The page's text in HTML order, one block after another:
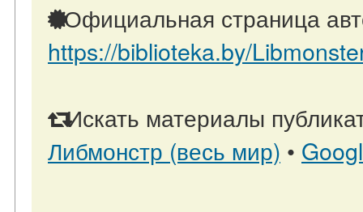
Официальная страница
https://biblioteka.by/
Искать материалы
Либмонстр (весь мир) •